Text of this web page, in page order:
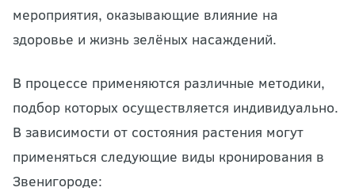
мероприятия, оказывающие влияние на
здоровье и жизнь зелёных насаждений.
В процессе применяются различные методики,
подбор которых осуществляется индивидуально.
В зависимости от состояния растения могут
применяться следующие виды кронирования в
Звенигороде: